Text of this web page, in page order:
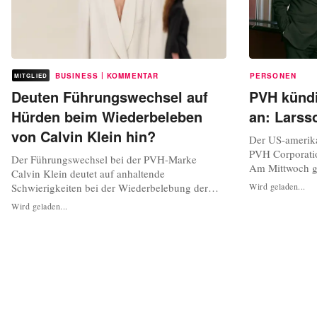
MITGLIED BUSINESS | KOMMENTAR
Deuten Führungswechsel auf
Hürden beim Wiederbeleben
von Calvin Klein hin?
Der Führungswechsel bei der PVH-Marke
Calvin Klein deutet auf anhaltende
Schwierigkeiten bei der Wiederbelebung der
Marke hin. Wird der operativen Effizienz
Vorrang vor der kreativen Vision eingeräumt?
Wird geladen...
PERSONEN
PVH
an:
Der US-
PVH
Am Mittwoch
Marken Calvin
bekannt, dass
Wird geladen...